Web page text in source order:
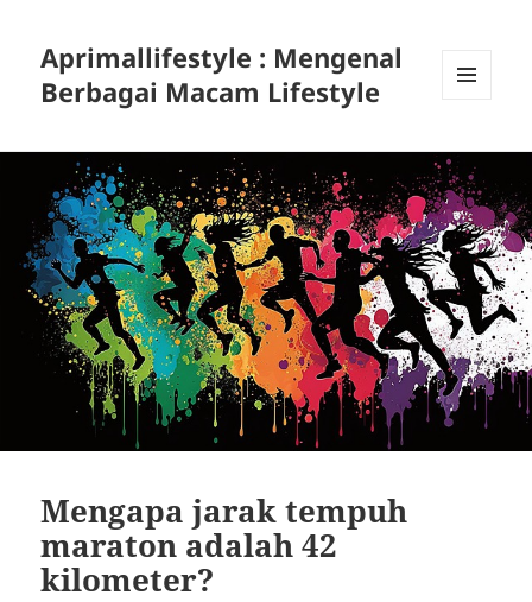
Aprimallifestyle : Mengenal
Berbagai Macam Lifestyle
WIDGET
Mengapa jarak tempuh
maraton adalah 42
kilometer?